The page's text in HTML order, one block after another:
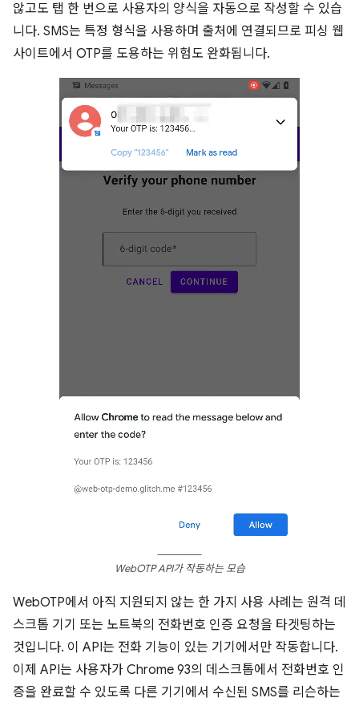
않고도 탭 한 번으로 사용자의 양식을 자동으로 작성할 수 있습
니다. SMS는 특정 형식을 사용하며 출처에 연결되므로 피싱 웹
사이트에서 OTP를 도용하는 위험도 완화됩니다.
WebOTP API가 작동하는 모습
WebOTP에서 아직 지원되지 않는 한 가지 사용 사례는 원격 데
스크톱 기기 또는 노트북의 전화번호 인증 요청을 타겟팅하는
것입니다. 이 API는 전화 기능이 있는 기기에서만 작동합니다.
이제 API는 사용자가 Chrome 93의 데스크톱에서 전화번호 인
증을 완료할 수 있도록 다른 기기에서 수신된 SMS를 리슨하는